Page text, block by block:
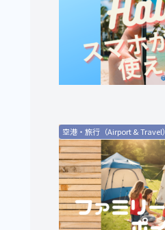
空港・旅行（Airport & Travel）